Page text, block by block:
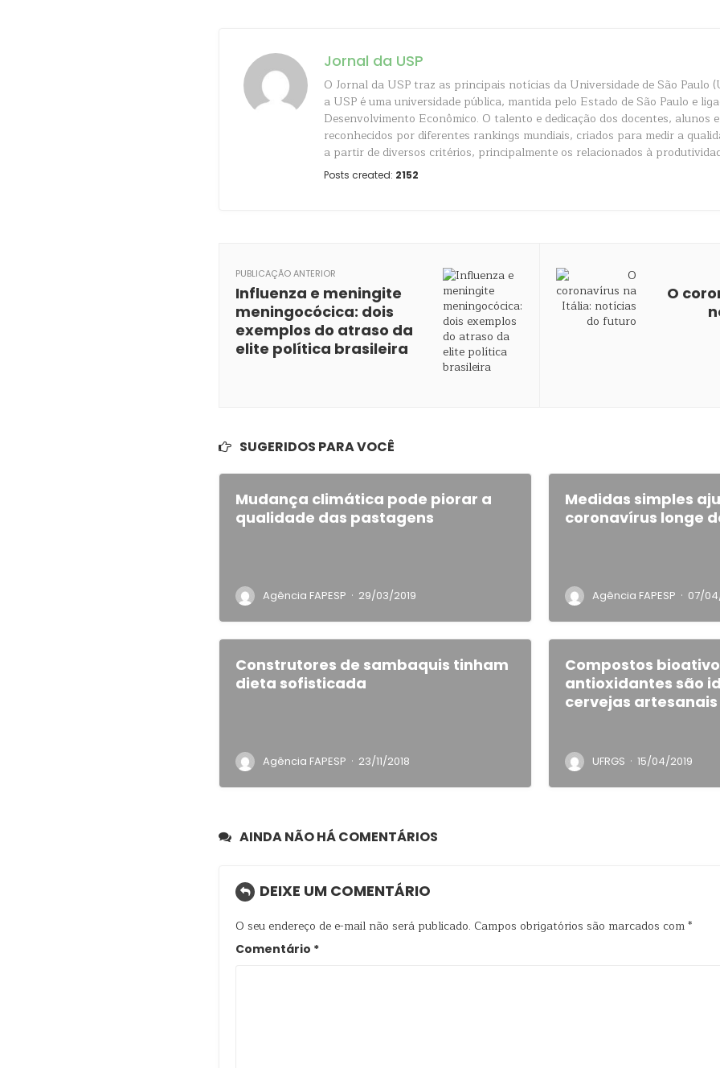
Jornal da USP
O Jornal da USP traz as principais notícias da Universidade de São Paulo
a USP é uma universidade pública, mantida pelo Estado de São Paulo e
Desenvolvimento Econômico. O talento e dedicação dos docentes, alunos
reconhecidos por diferentes rankings mundiais, criados para medir a
a partir de diversos critérios, principalmente os relacionados à
Posts created: 2152
PUBLICAÇÃO ANTERIOR
Influenza e meningite
meningocócica: dois
exemplos do atraso da
elite política brasileira
O
SUGERIDOS PARA VOCÊ
Mudança climática pode piorar a
qualidade das pastagens
Agência FAPESP · 29/03/2019
Medidas simples
coronavírus longe
Agência FAPESP · 07/
Construtores de sambaquis tinham
dieta sofisticada
Agência FAPESP · 23/11/2018
Compostos
antioxidantes são
cervejas artesanais
UFRGS · 15/04/2019
AINDA NÃO HÁ COMENTÁRIOS
DEIXE UM COMENTÁRIO
O seu endereço de e-mail não será publicado. Campos obrigatórios são marcados com*
Comentário *